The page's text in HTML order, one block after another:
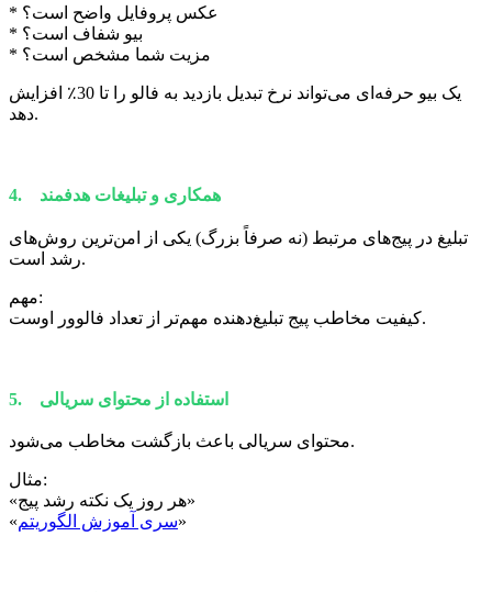
* عکس پروفایل واضح است؟
* بیو شفاف است؟
* مزیت شما مشخص است؟
یک بیو حرفه‌ای می‌تواند نرخ تبدیل بازدید به فالو را تا 30٪ افزایش
دهد.
4. همکاری و تبلیغات هدفمند
تبلیغ در پیج‌های مرتبط (نه صرفاً بزرگ) یکی از امن‌ترین روش‌های
رشد است.
مهم:
کیفیت مخاطب پیج تبلیغ‌دهنده مهم‌تر از تعداد فالوور اوست.
5. استفاده از محتوای سریالی
محتوای سریالی باعث بازگشت مخاطب می‌شود.
مثال:
«هر روز یک نکته رشد پیج»
«سری آموزش الگوریتم»